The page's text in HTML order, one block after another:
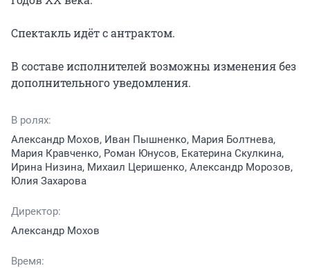
Спектакль идёт с антрактом.
В составе исполнителей возможны изменения без
дополнительного уведомления.
В ролях:
Александр Мохов, Иван Пышненко, Мария Болтнева,
Мария Кравченко, Роман Юнусов, Екатерина Скулкина,
Ирина Низина, Михаил Церишенко, Александр Морозов,
Юлия Захарова
Директор:
Александр Мохов
Время: